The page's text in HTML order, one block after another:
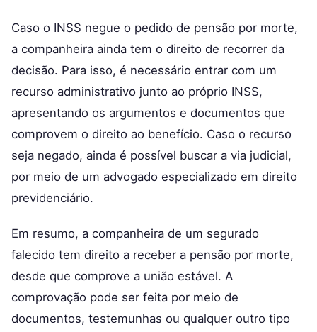
Caso o INSS negue o pedido de pensão por morte,
a companheira ainda tem o direito de recorrer da
decisão. Para isso, é necessário entrar com um
recurso administrativo junto ao próprio INSS,
apresentando os argumentos e documentos que
comprovem o direito ao benefício. Caso o recurso
seja negado, ainda é possível buscar a via judicial,
por meio de um advogado especializado em direito
previdenciário.
Em resumo, a companheira de um segurado
falecido tem direito a receber a pensão por morte,
desde que comprove a união estável. A
comprovação pode ser feita por meio de
documentos, testemunhas ou qualquer outro tipo